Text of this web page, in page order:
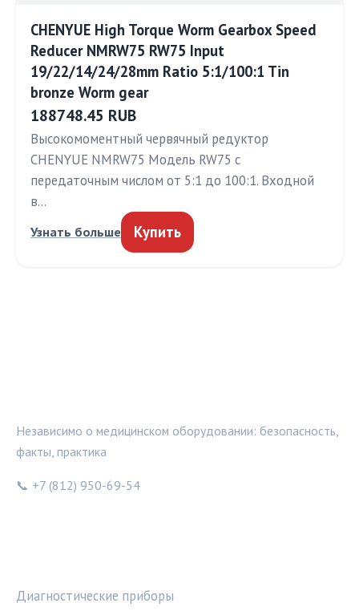
CHENYUE High Torque Worm Gearbox Speed
Reducer NMRW75 RW75 Input
19/22/14/24/28mm Ratio 5:1/100:1 Tin
bronze Worm gear
188748.45 RUB
Высокомоментный червячный редуктор
CHENYUE NMRW75 Модель RW75 с
передаточным числом от 5:1 до 100:1. Входной
в…
Узнать больше Купить
Независимо о медицинском оборудовании: безопасность,
факты, практика
📞 +7 (812) 950-69-54
Диагностические приборы